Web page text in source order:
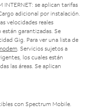
INTERNET: se aplican tarifas
adicional por instalación.
velocidades reales
garantizadas. Se
Gig. Para ver una lista de
. Servicios sujetos a
los cuales están
las áreas. Se aplican
con Spectrum Mobile.